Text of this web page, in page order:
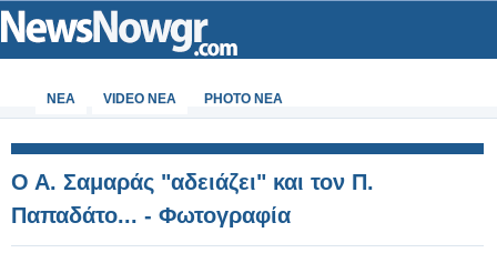
ΝΕΑ VIDEO NEA PHOTO NEA
O A. Σαμαράς "αδειάζει" και τον Π.
Παπαδάτο... - Φωτογραφία